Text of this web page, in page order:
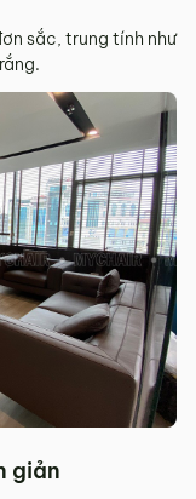
sắc, trung tính như
giản